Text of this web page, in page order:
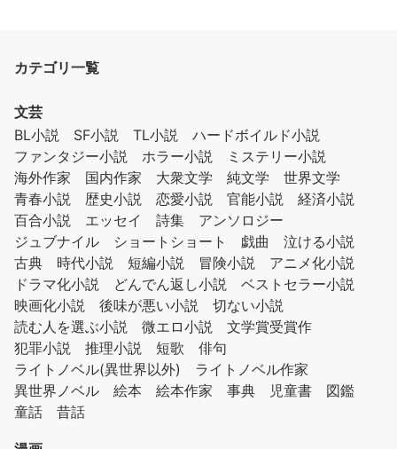
カテゴリ一覧
文芸
BL小説
SF小説 TL小説
ハードボイルド小説
ファンタジー小説
ホラー小説
ミステリー小説
海外作家
国内作家 大衆文学 純文学
世界文学
青春小説
歴史小説 恋愛小説 官能小説
経済小説
百合小説
エッセイ 詩集
アンソロジー
ジュブナイル
ショートショート 戯曲
泣ける小説
古典
時代小説 短編小説 冒険小説
アニメ化小説
ドラマ化小説
どんでん返し小説
ベストセラー小説
映画化小説
後味が悪い小説
切ない小説
読む人を選ぶ小説
微エロ小説
文学賞受賞作
犯罪小説
推理小説 短歌
俳句
ライトノベル(異世界以外)
ライトノベル作家
異世界ノベル
絵本 絵本作家 事典 児童書
図鑑
童話
昔話